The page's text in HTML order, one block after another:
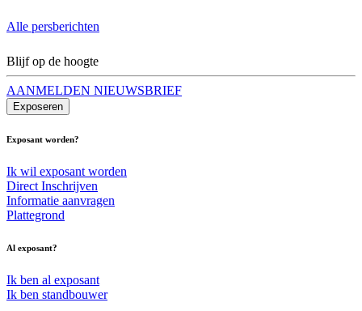
Alle persberichten
Blijf op de hoogte
AANMELDEN NIEUWSBRIEF
Exposeren
Exposant worden?
Ik wil exposant worden
Direct Inschrijven
Informatie aanvragen
Plattegrond
Al exposant?
Ik ben al exposant
Ik ben standbouwer